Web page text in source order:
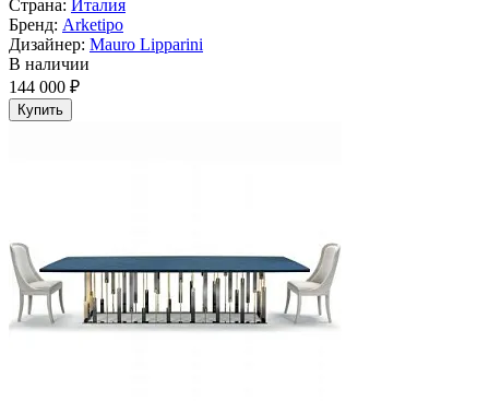
Страна: Италия
Бренд: Arketipo
Дизайнер: Mauro Lipparini
В наличии
144 000 ₽
Купить